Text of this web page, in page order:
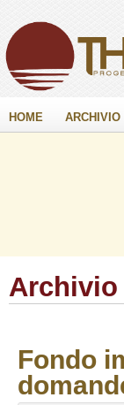
HOME ARCHIVIO
Archivio
Fondo